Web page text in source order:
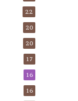
22
20
20
17
16
16